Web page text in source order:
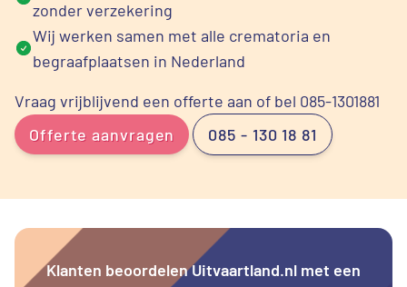
zonder verzekering
Wij werken samen met alle crematoria en
begraafplaatsen in Nederland
Vraag vrijblijvend een offerte aan of bel 085-1301881
Offerte aanvragen
085 - 130 18 81
Klanten beoordelen Uitvaartland.nl met een